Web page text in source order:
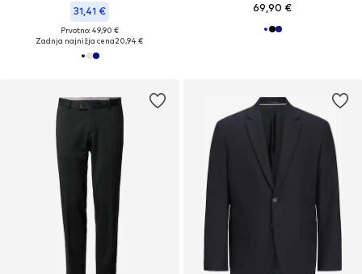
31,41 €
Prvotno: 49,90 €
Zadnja najnižja cena20,94 €
69,90 €